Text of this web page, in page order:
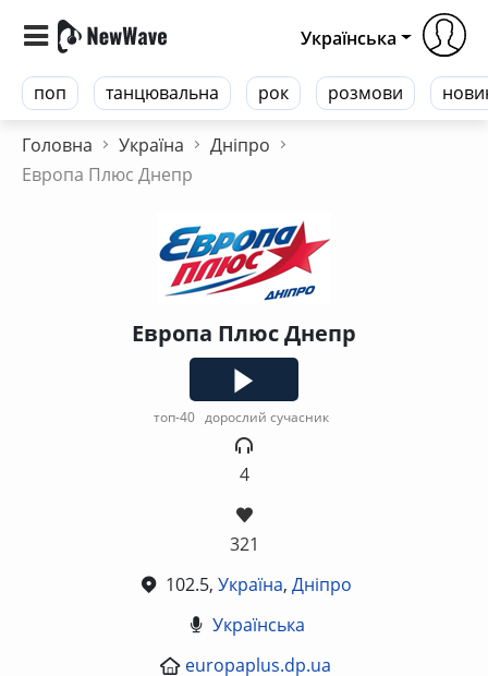
поп танцювальна рок розмови
Українська
Головна Україна
Дніпро
Европа Плюс Днепр
Европа Плюс Днепр
топ-40 дорослий сучасник
4
321
102.5, Україна, Дніпро
Українська
europaplus.dp.ua